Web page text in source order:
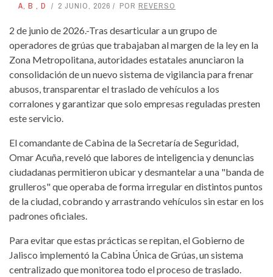
A, B , D 2 JUNIO, 2026 POR REVERSO
2 de junio de 2026.-Tras desarticular a un grupo de
operadores de grúas que trabajaban al margen de la ley en la
Zona Metropolitana, autoridades estatales anunciaron la
consolidación de un nuevo sistema de vigilancia para frenar
abusos, transparentar el traslado de vehículos a los
corralones y garantizar que solo empresas reguladas presten
este servicio.
El comandante de Cabina de la Secretaría de Seguridad,
Omar Acuña, reveló que labores de inteligencia y denuncias
ciudadanas permitieron ubicar y desmantelar a una "banda de
grulleros" que operaba de forma irregular en distintos puntos
de la ciudad, cobrando y arrastrando vehículos sin estar en los
padrones oficiales.
Para evitar que estas prácticas se repitan, el Gobierno de
Jalisco implementó la Cabina Única de Grúas, un sistema
centralizado que monitorea todo el proceso de traslado.